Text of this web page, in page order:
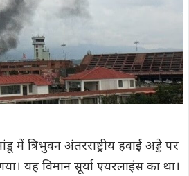
में त्रिभुवन अंतरराष्ट्रीय हवाई अड्डे पर
यह विमान सूर्या एयरलाइंस का था।